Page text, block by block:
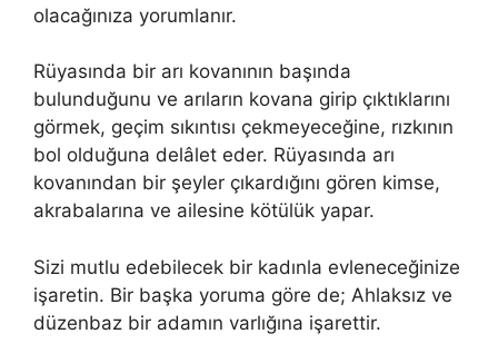
olacağınıza yorumlanır.
Rüyasında bir arı kovanının başında
bulunduğunu ve arıların kovana girip çıktıklarını
görmek, geçim sıkıntısı çekmeyeceğine, rızkının
bol olduğuna delâlet eder. Rüyasında arı
kovanından bir şeyler çıkardığını gören kimse,
akrabalarına ve ailesine kötülük yapar.
Sizi mutlu edebilecek bir kadınla evleneceğinize
işaret­in. Bir başka yoruma göre de; Ahlaksız ve
düzenbaz bir adamın varlığına işa­rettir.